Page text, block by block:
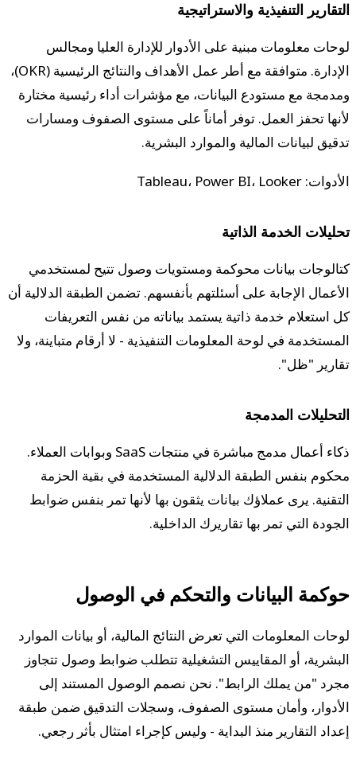
التقارير التنفيذية والاستراتيجية
لوحات معلومات مبنية على الأدوار للإدارة العليا ومجالس
الإدارة. متوافقة مع أطر عمل الأهداف والنتائج الرئيسية (OKR)،
ومدمجة مع مستودع البيانات، مع مؤشرات أداء رئيسية مختارة
لأنها تحفز العمل. توفر أماناً على مستوى الصفوف ومسارات
تدقيق لبيانات المالية والموارد البشرية.
الأدوات: Tableau، Power BI، Looker
تحليلات الخدمة الذاتية
كتالوجات بيانات محوكمة ومستويات وصول تتيح لمستخدمي
الأعمال الإجابة على أسئلتهم بأنفسهم. تضمن الطبقة الدلالية أن
كل استعلام خدمة ذاتية يستمد بياناته من نفس التعريفات
المستخدمة في لوحة المعلومات التنفيذية - لا أرقام متباينة، ولا
تقارير "ظل".
التحليلات المدمجة
ذكاء أعمال مدمج مباشرة في منتجات SaaS وبوابات العملاء.
محكوم بنفس الطبقة الدلالية المستخدمة في بقية الحزمة
التقنية. يرى عملاؤك بيانات يثقون بها لأنها تمر بنفس ضوابط
الجودة التي تمر بها تقاريرك الداخلية.
حوكمة البيانات والتحكم في الوصول
لوحات المعلومات التي تعرض النتائج المالية، أو بيانات الموارد
البشرية، أو المقاييس التشغيلية تتطلب ضوابط وصول تتجاوز
مجرد "من يملك الرابط". نحن نصمم الوصول المستند إلى
الأدوار، وأمان مستوى الصفوف، وسجلات التدقيق ضمن طبقة
إعداد التقارير منذ البداية - وليس كإجراء امتثال بأثر رجعي.